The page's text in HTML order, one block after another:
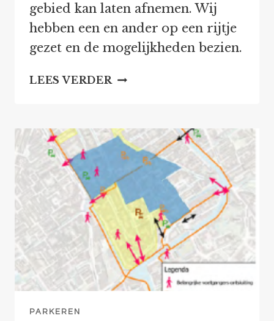
gebied kan laten afnemen. Wij
hebben een en ander op een rijtje
gezet en de mogelijkheden bezien.
LEES VERDER IS
ONS
GEBIED
MOGELIJK?
PARKEREN